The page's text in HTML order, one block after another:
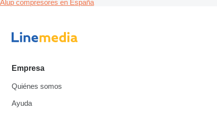
Alup compresores en España
Empresa
Quiénes somos
Ayuda